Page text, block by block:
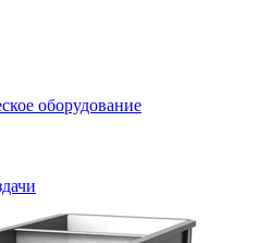
оборудование